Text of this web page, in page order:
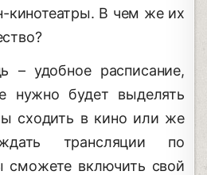
кинотеатры. В чем же их
– удобное расписание,
нужно будет выделять
сходить в кино или же
трансляции по
сможете включить свой